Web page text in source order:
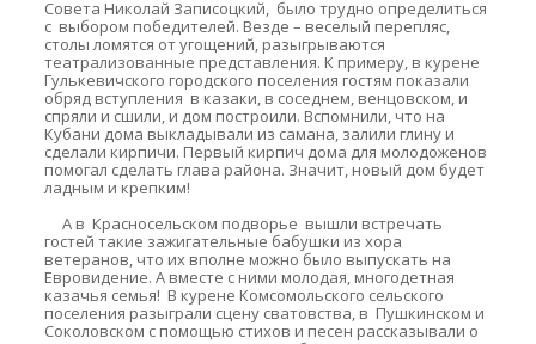
Совета Николай Записоцкий, было трудно определиться
с выбором победителей. Везде – веселый перепляс,
столы ломятся от угощений, разыгрываются
театрализованные представления. К примеру, в курене
Гулькевичского городского поселения гостям показали
обряд вступления в казаки, в соседнем, венцовском, и
спряли и сшили, и дом построили. Вспомнили, что на
Кубани дома выкладывали из самана, залили глину и
сделали кирпичи. Первый кирпич дома для молодоженов
помогал сделать глава района. Значит, новый дом будет
ладным и крепким!
А в Красносельском подворье вышли встречать
гостей такие зажигательные бабушки из хора
ветеранов, что их вполне можно было выпускать на
Евровидение. А вместе с ними молодая, многодетная
казачья семья! В курене Комсомольского сельского
поселения разыграли сцену сватовства, в Пушкинском и
Соколовском с помощью стихов и песен рассказывали о